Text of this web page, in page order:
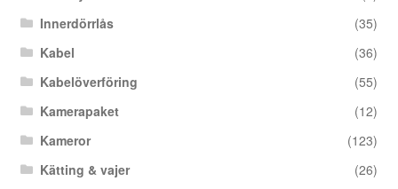
Innerdörrlås
(35)
Kabel
(36)
Kabelöverföring
(55)
Kamerapaket
(12)
Kameror
(123)
Kätting & vajer
(26)